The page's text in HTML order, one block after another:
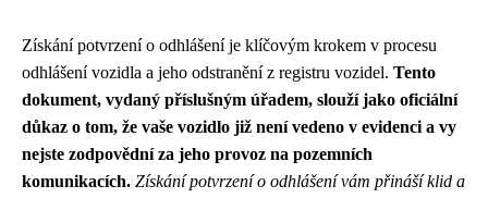
Získání potvrzení o odhlášení je klíčovým krokem v procesu
odhlášení vozidla a jeho odstranění z registru vozidel. Tento
dokument, vydaný příslušným úřadem, slouží jako oficiální
důkaz o tom, že vaše vozidlo již není vedeno v evidenci a vy
nejste zodpovědní za jeho provoz na pozemních
komunikacích. Získání potvrzení o odhlášení vám přináší klid a